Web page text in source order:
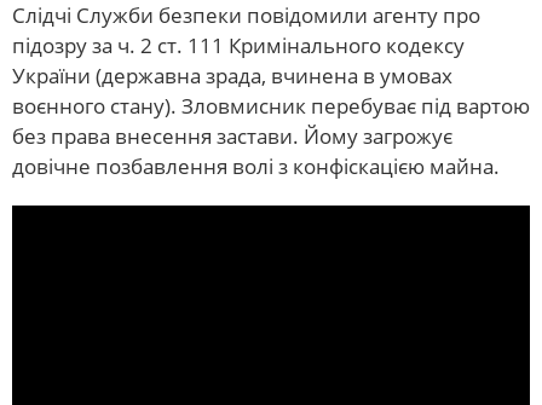
Слідчі Служби безпеки повідомили агенту про
підозру за ч. 2 ст. 111 Кримінального кодексу
України (державна зрада, вчинена в умовах
воєнного стану). Зловмисник перебуває під вартою
без права внесення застави. Йому загрожує
довічне позбавлення волі з конфіскацією майна.